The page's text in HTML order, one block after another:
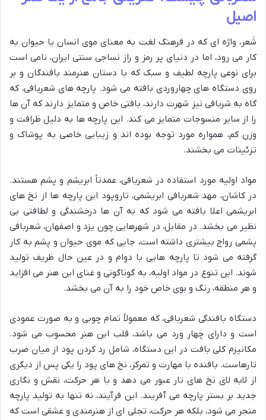
اصیل
شَعر، واژه ای که در فرهنگ لغت به معنای موی انسان یا حیوان به
کار می رود، اما در دنیای پر رمز و راز نساجی سنتی ایران، نامی است
برای نوعی پارچه لطیف و سبک که با دستان هنرمند بافندگان و بر
روی دستگاه های چهاروردی بافته می شود. پارچه های شعربافی، که
گاه به شربافی نیز شهرت دارند، بافتی خاص و متمایز دارند که آن ها
را از سایر منسوجات متمایز می کند. این پارچه ها به دلیل ظرافت و
وزن کم، همواره مورد توجه بوده اند و زیبایی خاصی به پوشاک و
تزئینات می بخشند.
مواد اولیه مورد استفاده در شعربافی، عمدتاً ابریشم و پشم هستند.
در کاشان، مهد شعربافی ابریشمی، تاروپود این پارچه ها از نخ های
ابریشمی اعلا بافته می شود که به آن ها درخشندگی و لطافتی بی
نظیر می بخشد. در مقابل، در شهرهایی چون یزد و اصفهان، شعربافی
پشمی رواج بیشتری داشته است، جایی که موی حیوان و پشم به کار
گرفته می شود تا پارچه هایی با دوام و در عین حال ظریف تولید
شوند. این تنوع در مواد اولیه، به گوناگونی و غنای این هنر می افزاید
و هر منطقه، رنگ و بوی خاص خود را به آن می بخشد.
دستگاه بافندگی شعربافی، که معمولاً تمام چوبی و به صورت عمودی
است و دارای چهار ورد می باشد، قلب این هنر محسوب می شود.
مکانیزم کلی بافت در این دستگاه، شامل رد کردن پود از میان ضرب
تارهاست. بافنده با مهارت و تمرکز، نخ های پود را یکی پس از دیگری
از لابه لای نخ های تار عبور می دهد و با هر حرکت، نقش و نگاری
جدید بر بستر پارچه می آفریند. این فرآیند، نه تنها به تولید پارچه
منجر می شود، بلکه هر حرکت، تجلی ای از هنرمندی و عشقی است که